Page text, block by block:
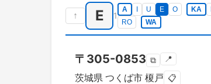
↑ E 1
A U E O KA
RO
WA
〒 305-0853 ⧉ 📍
茨城県 つくば市 榎戸 📋